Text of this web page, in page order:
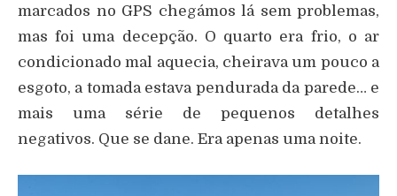
marcados no GPS chegámos lá sem problemas,
mas foi uma decepção. O quarto era frio, o ar
condicionado mal aquecia, cheirava um pouco a
esgoto, a tomada estava pendurada da parede… e
mais uma série de pequenos detalhes
negativos. Que se dane. Era apenas uma noite.